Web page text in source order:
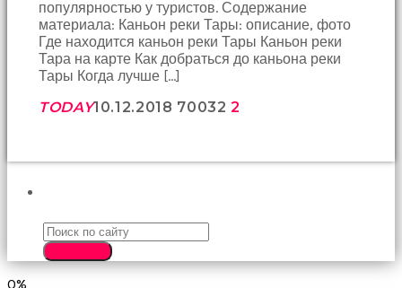
sözleşiyorlar
altyazılı
porno
Arkadaşımın
takılmaya
gittiğimde
kıçına
konsantre
olamıyordum
популярностью у туристов. Содержание
материала: Каньон реки Тары: описание, фото
Где находится каньон реки Тары Каньон реки
Тара на карте Как добраться до каньона реки
Тары Когда лучше […]
TODAY10.12.2018 70032 2
0%